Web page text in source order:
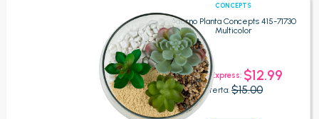
CONCEPTS
Adorno Planta Concepts 415-71730
Multicolor
Oferta:$15.00
Oferta Express: $12.99